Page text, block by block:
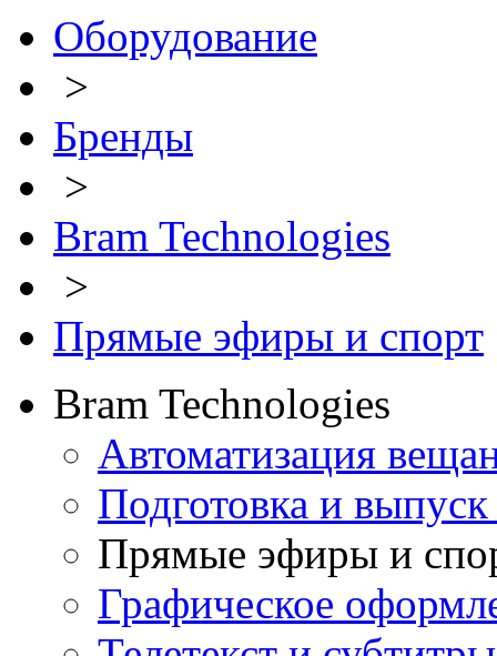
Оборудование
>
Бренды
>
Bram Technologies
>
Прямые эфиры и спорт
Bram Technologies
Автоматизация
Подготовка и
Прямые эфиры и
Графическое